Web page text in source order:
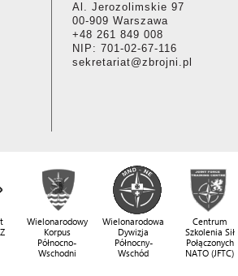
Al. Jerozolimskie 97
00-909 Warszawa
+48 261 849 008
NIP: 701-02-67-116
sekretariat@zbrojni.pl
Wielonarodowy
Korpus
Północno-
Wschodni
Wielonarodowa
Dywizja
Północny-
Wschód
Centrum
Szkolenia Sił
Połączonych
NATO (JFTC)